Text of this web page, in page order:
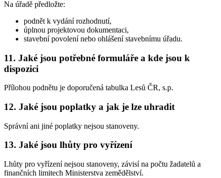
Na úřadě předložte:
podnět k vydání rozhodnutí,
úplnou projektovou dokumentaci,
stavební povolení nebo ohlášení stavebnímu úřadu.
11. Jaké jsou potřebné formuláře a kde jsou k
dispozici
Přílohou podnětu je doporučená tabulka Lesů ČR, s.p.
12. Jaké jsou poplatky a jak je lze uhradit
Správní ani jiné poplatky nejsou stanoveny.
13. Jaké jsou lhůty pro vyřízení
Lhůty pro vyřízení nejsou stanoveny, závisí na počtu žadatelů a
finančních limitech Ministerstva zemědělství.